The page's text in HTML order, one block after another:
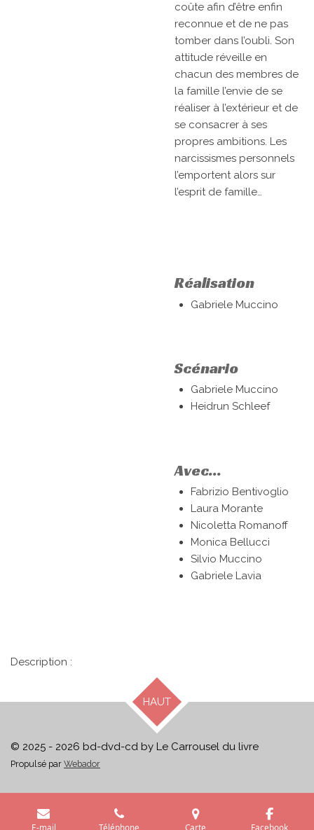
coûte afin d’être enfin
reconnue et de ne pas
tomber dans l’oubli. Son
attitude réveille en
chacun des membres de
la famille l’envie de se
réaliser à l’extérieur et de
se consacrer à ses
propres ambitions. Les
narcissismes personnels
l’emportent alors sur
l’esprit de famille…
Réalisation
Gabriele Muccino
Scénario
Gabriele Muccino
Heidrun Schleef
Avec...
Fabrizio Bentivoglio
Laura Morante
Nicoletta Romanoff
Monica Bellucci
Silvio Muccino
Gabriele Lavia
Description :
HAUT
© 2025 - 2026 bd-dvd-cd by Le Carrousel du livre
Propulsé par Webador
E-mail Téléphone Carte Facebook